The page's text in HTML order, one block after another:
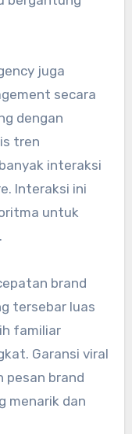
juga
secara
dengan
tren
interaksi
Interaksi ini
untuk
brand
tersebar luas
familiar
Garansi viral
pesan brand
menarik dan